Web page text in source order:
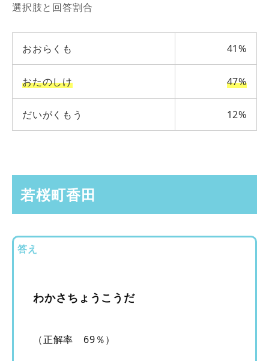
選択肢と回答割合
おおらくも 41%
おたのしけ 47%
だいがくもう 12%
若桜町香田
答え
わかさちょうこうだ
（正解率 69％）